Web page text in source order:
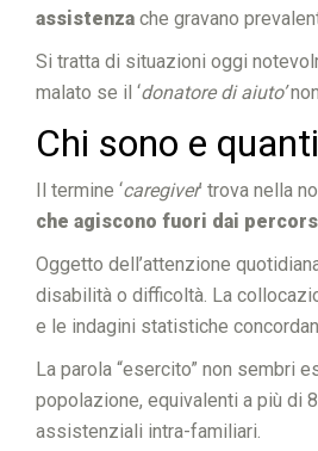
assistenza che gravano
Si tratta di situazioni oggi
malato se il ‘donatore di aiuto’
Chi sono e
Il termine ‘caregiver’ trova nella
che agiscono fuori dai
Oggetto dell’attenzione
disabilità o difficoltà. La
e le indagini statistiche
La parola “esercito” non sembri
popolazione, equivalenti a più di
assistenziali intra-familiari.